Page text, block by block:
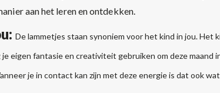
aan het leren en ontdekken.
De lammetjes staan synoniem voor het kind in jou. Het
eigen fantasie en creativiteit gebruiken om deze maand
je in contact kan zijn met deze energie is dat ook